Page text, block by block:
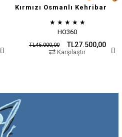
Kırmızı Osmanlı Kehribar
★ ★ ★ ★ ★
HO360
TL27.500,00
TL45.000,00
Karşılaştır